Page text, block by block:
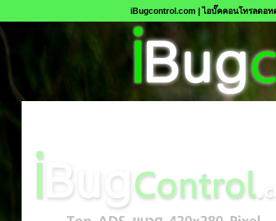
iBugcontrol.com | ไอบั๊คคอนโทรลดอ